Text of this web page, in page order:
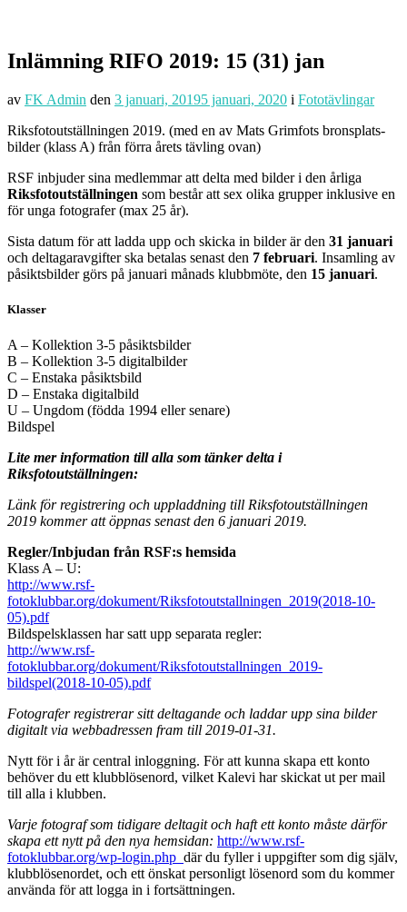
Inlämning RIFO 2019: 15 (31) jan
av FK Admin den 3 januari, 20195 januari, 2020 i Fototävlingar
Riksfotoutställningen 2019. (med en av Mats Grimfots bronsplats-
bilder (klass A) från förra årets tävling ovan)
RSF inbjuder sina medlemmar att delta med bilder i den årliga
Riksfotoutställningen som består att sex olika grupper inklusive en
för unga fotografer (max 25 år).
Sista datum för att ladda upp och skicka in bilder är den 31 januari
och deltagaravgifter ska betalas senast den 7 februari. Insamling av
påsiktsbilder görs på januari månads klubbmöte, den 15 januari.
Klasser
A – Kollektion 3-5 påsiktsbilder
B – Kollektion 3-5 digitalbilder
C – Enstaka påsiktsbild
D – Enstaka digitalbild
U – Ungdom (födda 1994 eller senare)
Bildspel
Lite mer information till alla som tänker delta i
Riksfotoutställningen:
Länk för registrering och uppladdning till Riksfotoutställningen
2019 kommer att öppnas senast den 6 januari 2019.
Regler/Inbjudan från RSF:s hemsida
Klass A – U:
http://www.rsf-
fotoklubbar.org/dokument/Riksfotoutstallningen_2019(2018-10-
05).pdf
Bildspelsklassen har satt upp separata regler:
http://www.rsf-
fotoklubbar.org/dokument/Riksfotoutstallningen_2019-
bildspel(2018-10-05).pdf
Fotografer registrerar sitt deltagande och laddar upp sina bilder
digitalt via webbadressen fram till 2019-01-31.
Nytt för i år är central inloggning. För att kunna skapa ett konto
behöver du ett klubblösenord, vilket Kalevi har skickat ut per mail
till alla i klubben.
Varje fotograf som tidigare deltagit och haft ett konto måste därför
skapa ett nytt på den nya hemsidan: http://www.rsf-
fotoklubbar.org/wp-login.php där du fyller i uppgifter som dig själv,
klubblösenordet, och ett önskat personligt lösenord som du kommer
använda för att logga in i fortsättningen.